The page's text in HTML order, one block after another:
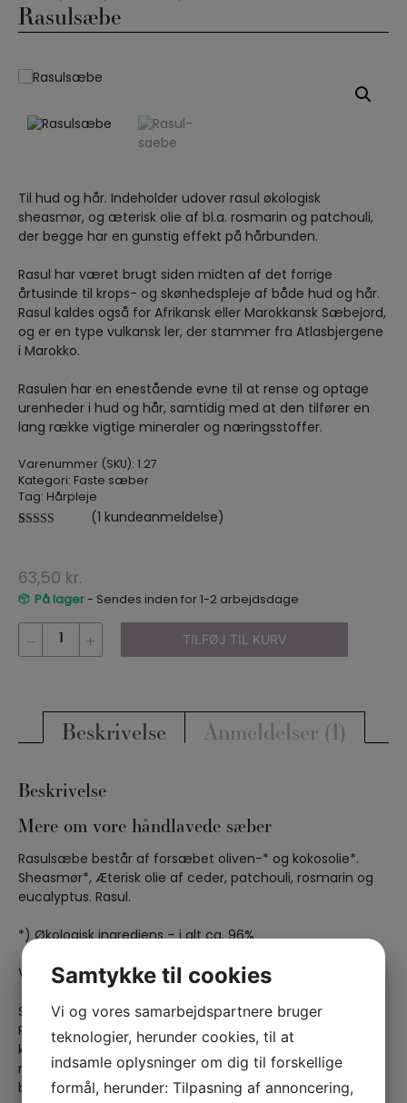
Rasulsæbe
Til hud og hår. Indeholder udover rasul økologisk
sheasmør, og æterisk olie af bl.a. rosmarin og patchouli,
der begge har en gunstig effekt på hårbunden.
Rasul har været brugt siden midten af det forrige
årtusinde til krops- og skønhedspleje af både hud og hår.
Rasul kaldes også for Afrikansk eller Marokkansk Sæbejord,
og er en type vulkansk ler, der stammer fra Atlasbjergene
i Marokko.
Rasulen har en enestående evne til at rense og optage
urenheder i hud og hår, samtidig med at den tilfører en
lang række vigtige mineraler og næringsstoffer.
Varenummer (SKU):
1.27
Kategori: Faste sæber
Tag: Hårpleje
kundebedømmelse
( 1 kundeanmeldelse)
63,50 kr.
På lager- Sendes inden for 1-2 arbejdsdage
–
Rasulsæbe + TILFØJ TIL KURV
Beskrivelse Anmeldelser (1)
Beskrivelse
Mere om vore håndlavede sæber
Rasulsæbe består af forsæbet oliven-* og kokosolie*.
Sheasmør*, Æterisk olie af ceder, patchouli, rosmarin og
eucalyptus. Rasul.
*) Økologisk ingrediens – i alt ca. 96%
Vægt 100 gram.
Sæbeværkstedets håndlavede sæber dufter fantastisk.
Rene og ægte dufte, som man lige i nuet føler, at man
kan blive helt afhængig af. De skønne dufte kommer af
naturlige æteriske olier, som er udvundet af planter og
blomster.
Samtykke til cookies
Vi og vores samarbejdspartnere bruger
teknologier, herunder cookies, til at
indsamle oplysninger om dig til forskellige
formål, herunder: Tilpasning af annoncering,